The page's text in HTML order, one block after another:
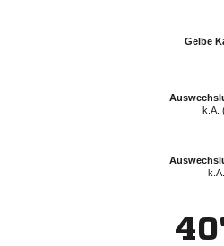
Gelbe
k.A.